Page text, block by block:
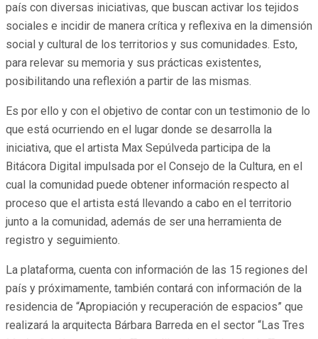
país con diversas iniciativas, que buscan activar los tejidos
sociales e incidir de manera crítica y reflexiva en la dimensión
social y cultural de los territorios y sus comunidades. Esto,
para relevar su memoria y sus prácticas existentes,
posibilitando una reflexión a partir de las mismas.
Es por ello y con el objetivo de contar con un testimonio de lo
que está ocurriendo en el lugar donde se desarrolla la
iniciativa, que el artista Max Sepúlveda participa de la
Bitácora Digital impulsada por el Consejo de la Cultura, en el
cual la comunidad puede obtener información respecto al
proceso que el artista está llevando a cabo en el territorio
junto a la comunidad, además de ser una herramienta de
registro y seguimiento.
La plataforma, cuenta con información de las 15 regiones del
país y próximamente, también contará con información de la
residencia de “Apropiación y recuperación de espacios” que
realizará la arquitecta Bárbara Barreda en el sector “Las Tres